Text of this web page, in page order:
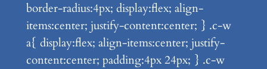
border-radius:4px; display:flex; align-
items:center; justify-content:center; } .c-w
a{ display:flex; align-items:center; justify-
content:center; padding:4px 24px; } .c-w